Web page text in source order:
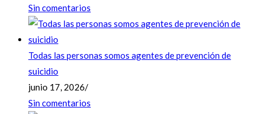
Sin comentarios
Todas las personas somos agentes de prevención de
suicidio
junio 17, 2026/
Sin comentarios